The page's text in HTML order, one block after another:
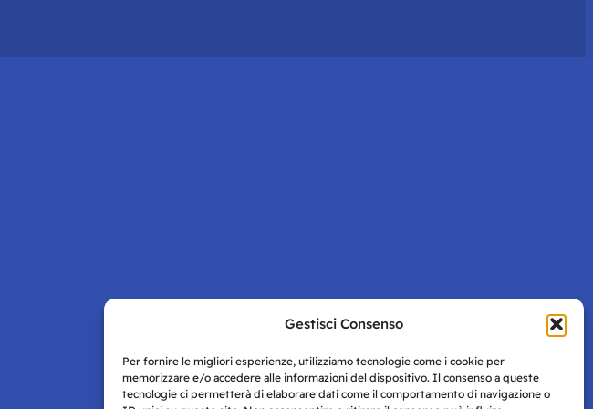
Gestisci Consenso
Per fornire le migliori esperienze, utilizziamo tecnologie come i cookie per
memorizzare e/o accedere alle informazioni del dispositivo. Il consenso a queste
tecnologie ci permetterà di elaborare dati come il comportamento di navigazione o